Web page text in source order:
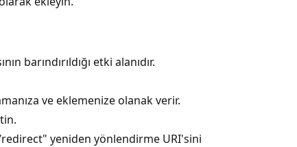
barındırıldığı etki alanıdır.
ve eklemenize olanak verir.
yeniden yönlendirme URI'sini